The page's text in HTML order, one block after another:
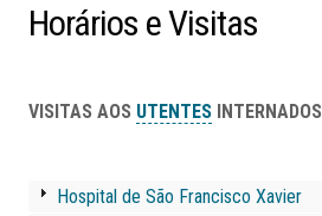
Horários eVisitas
VISITAS AOS UTENTES INTERNADOS
Hospital de São Francisco Xavier